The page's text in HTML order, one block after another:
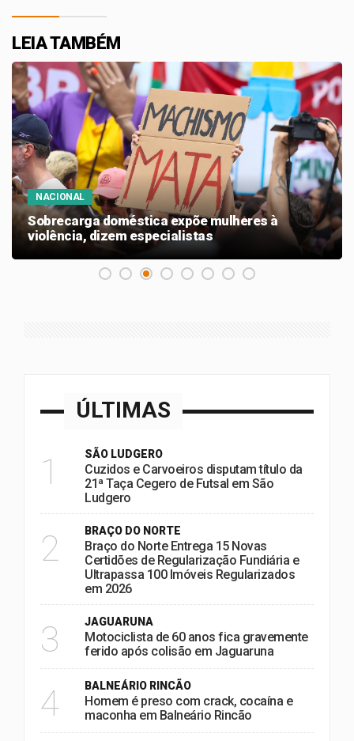
LEIA TAMBÉM
NACIONAL
Sobrecarga doméstica expõe mulheres à
violência, dizem especialistas
ÚLTIMAS
1 SÃO LUDGERO
Cuzidos e Carvoeiros disputam título da
21ª Taça Cegero de Futsal em São
Ludgero
2 BRAÇO DO NORTE
Braço do Norte Entrega 15 Novas
Certidões de Regularização Fundiária e
Ultrapassa 100 Imóveis Regularizados
em 2026
3 JAGUARUNA
Motociclista de 60 anos fica gravemente
ferido após colisão em Jaguaruna
4 BALNEÁRIO RINCÃO
Homem é preso com crack, cocaína e
maconha em Balneário Rincão